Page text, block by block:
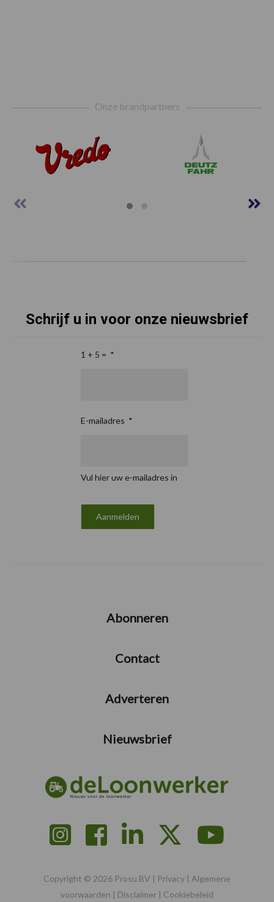
Onze brandpartners
Schrijf u in voor onze nieuwsbrief
1 + 5 = *
E-mailadres *
Vul hier uw e-mailadres in
Abonneren
Contact
Adverteren
Nieuwsbrief
Copyright © 2026 Prosu BV | Privacy | Algemene
voorwaarden | Disclaimer | Cookiebeleid